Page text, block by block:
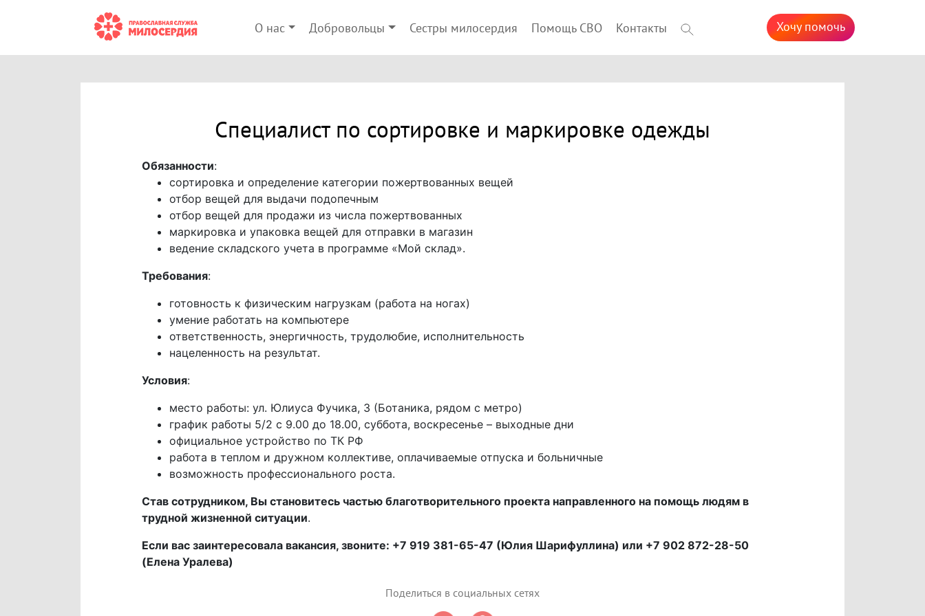
О нас Добровольцы Сестры милосердия Помощь СВО Контакты Хочу помочь
Специалист по сортировке и маркировке одежды
Обязанности:
сортировка и определение категории пожертвованных вещей
отбор вещей для выдачи подопечным
отбор вещей для продажи из числа пожертвованных
маркировка и упаковка вещей для отправки в магазин
ведение складского учета в программе «Мой склад».
Требования:
готовность к физическим нагрузкам (работа на ногах)
умение работать на компьютере
ответственность, энергичность, трудолюбие, исполнительность
нацеленность на результат.
Условия:
место работы: ул. Юлиуса Фучика, 3 (Ботаника, рядом с метро)
график работы 5/2 с 9.00 до 18.00, суббота, воскресенье – выходные дни
официальное устройство по ТК РФ
работа в теплом и дружном коллективе, оплачиваемые отпуска и больничные
возможность профессионального роста.
Став сотрудником, Вы становитесь частью благотворительного проекта направленного на помощь людям в
трудной жизненной ситуации.
Если вас заинтересовала вакансия, звоните: +7 919 381-65-47 (Юлия Шарифуллина) или +7 902 872-28-50
(Елена Уралева)
Поделиться в социальных сетях